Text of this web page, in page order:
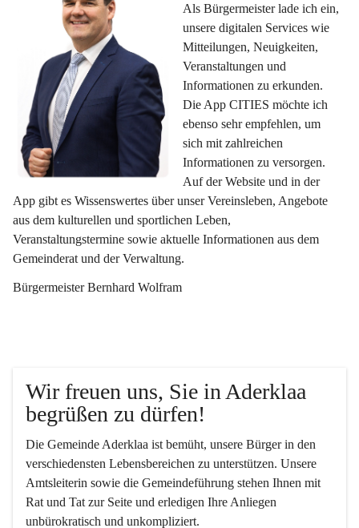
Als Bürgermeister lade ich ein,
unsere digitalen Services wie
Mitteilungen, Neuigkeiten,
Veranstaltungen und
Informationen zu erkunden.
Die App CITIES möchte ich
ebenso sehr empfehlen, um
sich mit zahlreichen
Informationen zu versorgen.
Auf der Website und in der
App gibt es Wissenswertes über unser Vereinsleben, Angebote
aus dem kulturellen und sportlichen Leben,
Veranstaltungstermine sowie aktuelle Informationen aus dem
Gemeinderat und der Verwaltung.
Bürgermeister Bernhard Wolfram
Wir freuen uns, Sie in Aderklaa
begrüßen zu dürfen!
Die Gemeinde Aderklaa ist bemüht, unsere Bürger in den
verschiedensten Lebensbereichen zu unterstützen. Unsere
Amtsleiterin sowie die Gemeindeführung stehen Ihnen mit
Rat und Tat zur Seite und erledigen Ihre Anliegen
unbürokratisch und unkompliziert.